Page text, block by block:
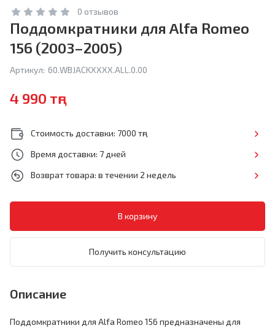
0 отзывов
Поддомкратники для Alfa Romeo
156 (2003–2005)
Артикул: 60.WBJACKXXXX.ALL.0.00
4 990 тңг
Стоимость доставки: 7000 тңг
Время доставки: 7 дней
Возврат товара: в течении 2 недель
Получить консультацию
Описание
Поддомкратники для Alfa Romeo 156 предназначены для